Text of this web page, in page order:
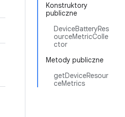
Konstruktory
publiczne
DeviceBatteryRes
ourceMetricColle
ctor
Metody publiczne
getDeviceResour
ceMetrics